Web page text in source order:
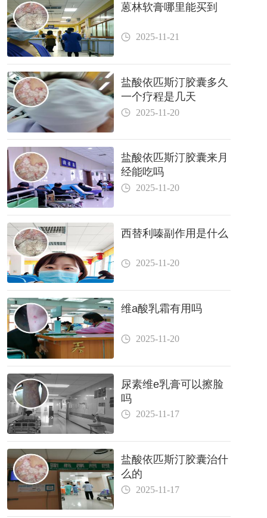
蒽林软膏哪里能买到
2025-11-21
盐酸依匹斯汀胶囊多久
一个疗程是几天
2025-11-20
盐酸依匹斯汀胶囊来月
经能吃吗
2025-11-20
西替利嗪副作用是什么
2025-11-20
维a酸乳霜有用吗
2025-11-20
尿素维e乳膏可以擦脸
吗
2025-11-17
盐酸依匹斯汀胶囊治什
么的
2025-11-17